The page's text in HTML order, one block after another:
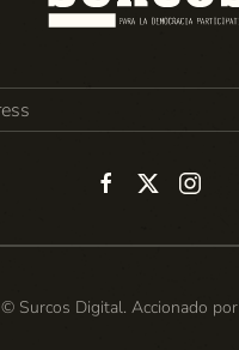
© Surcos Digital. Accionado por